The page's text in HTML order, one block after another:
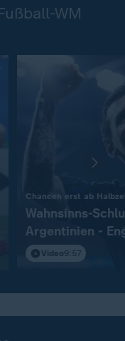
WM
Chancen erst ab
Wahnsinns-
Argentinien -
Video9:57